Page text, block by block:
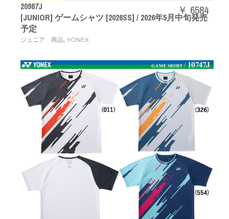
20987J
[JUNIOR] ゲームシャツ [2026SS] / 2026年5月中旬発売
予定
ジュニア 商品, YONEX
￥ 6584